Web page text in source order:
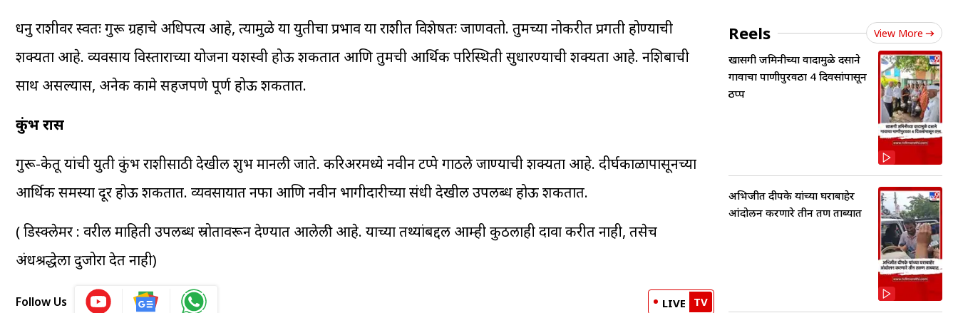
धनु राशीवर स्वतः गुरू ग्रहाचे अधिपत्य आहे, त्यामुळे या युतीचा प्रभाव या राशीत विशेषतः जाणवतो. तुमच्या नोकरीत प्रगती होण्याची
शक्यता आहे. व्यवसाय विस्ताराच्या योजना यशस्वी होऊ शकतात आणि तुमची आर्थिक परिस्थिती सुधारण्याची शक्यता आहे. नशिबाची
साथ असल्यास, अनेक कामे सहजपणे पूर्ण होऊ शकतात.
कुंभ रास
गुरू-केतू यांची युती कुंभ राशीसाठी देखील शुभ मानली जाते. करिअरमध्ये नवीन टप्पे गाठले जाण्याची शक्यता आहे. दीर्घकाळापासूनच्या
आर्थिक समस्या दूर होऊ शकतात. व्यवसायात नफा आणि नवीन भागीदारीच्या संधी देखील उपलब्ध होऊ शकतात.
( डिस्क्लेमर : वरील माहिती उपलब्ध स्रोतावरून देण्यात आलेली आहे. याच्या तथ्यांबद्दल आम्ही कुठलाही दावा करीत नाही, तसेच
अंधश्रद्धेला दुजोरा देत नाही)
Follow Us LIVE TV
Reels View More
खासगी जमिनीच्या वादामुळे दसाने
गावाचा पाणीपुरवठा 4 दिवसांपासून
ठप्प
अभिजीत दीपके यांच्या घराबाहेर
आंदोलन करणारे तीन तरुण ताब्यात